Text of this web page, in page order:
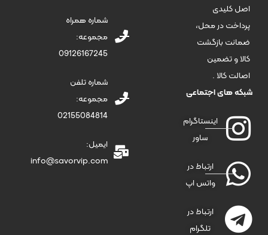
اصل کلیدی
پرداخت در محل،
ضمانت بازگشت
کالا و تضمین
اصالت کالا .
شبکه های اجتماعی
اینستاگرام
ساور
ارتباط در
واتس اپ
ارتباط در
تلگرام
شماره همراه
مجموعه:
09126167245
شماره تلفن
مجموعه:
02155084814
ایمیل:
info@savorvip.com